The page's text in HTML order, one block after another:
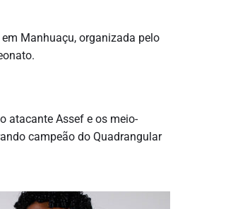
Manhuaçu, organizada pelo
atacante Assef e os meio-
campeão do Quadrangular